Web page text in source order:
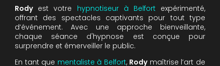
Rodyest votre hypnotiseur à Belfort expérimenté,
offrant des spectacles captivants pour tout type
d’événement. Avec une approche bienveillante,
chaque séance d'hypnose est conçue pour
surprendre et émerveiller le public.
En tant que mentaliste à Belfort, Rodymaîtrise l’art de